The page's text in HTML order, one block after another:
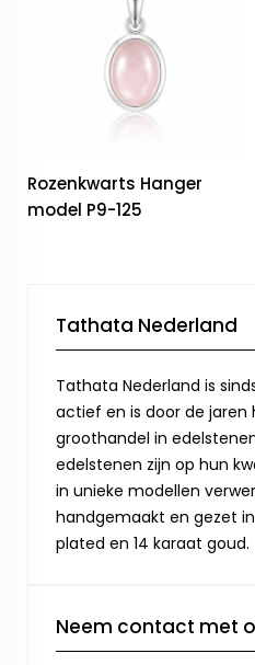
Rozenkwarts Hanger
model P9-125
Tathata Nederland
Tathata Nederland is
actief en is door de
groothandel in
edelstenen zijn op hun
in unieke modellen
handgemaakt en gezet
plated en 14 karaat goud.
Neem contact met